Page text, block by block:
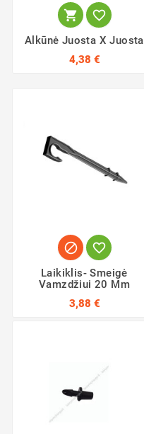
 
Alkūnė Juosta X Juosta
4,38 €
 
Laikiklis- Smeigė
Vamzdžiui 20 Mm
3,88 €